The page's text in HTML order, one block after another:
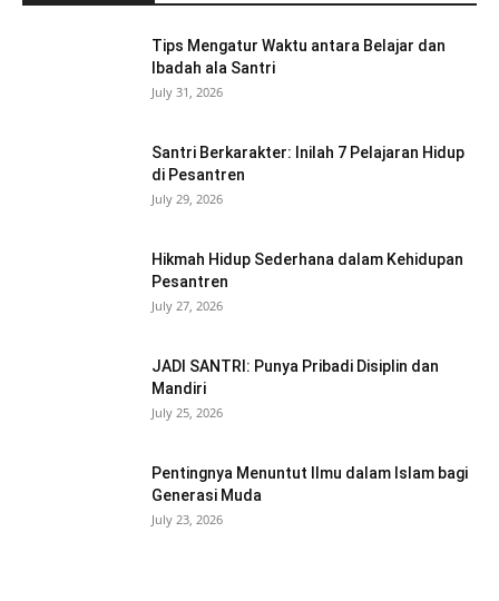
Tips Mengatur Waktu antara Belajar dan
Ibadah ala Santri
July 31, 2026
Santri Berkarakter: Inilah 7 Pelajaran Hidup
di Pesantren
July 29, 2026
Hikmah Hidup Sederhana dalam Kehidupan
Pesantren
July 27, 2026
JADI SANTRI: Punya Pribadi Disiplin dan
Mandiri
July 25, 2026
Pentingnya Menuntut Ilmu dalam Islam bagi
Generasi Muda
July 23, 2026